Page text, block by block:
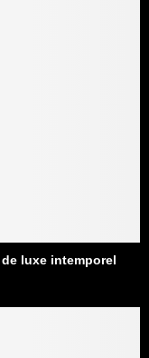
luxe intemporel